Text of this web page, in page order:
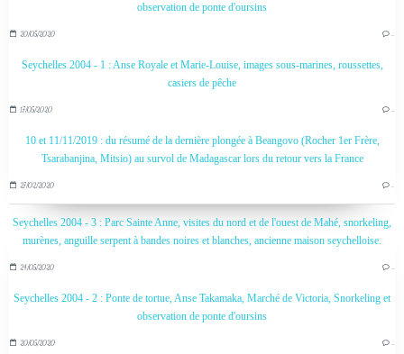
observation de ponte d'oursins
20/05/2020 …
Seychelles 2004 - 1 : Anse Royale et Marie-Louise, images sous-marines, roussettes,
casiers de pêche
17/05/2020 …
10 et 11/11/2019 : du résumé de la dernière plongée à Beangovo (Rocher 1er Frère,
Tsarabanjina, Mitsio) au survol de Madagascar lors du retour vers la France
27/02/2020 …
Seychelles 2004 - 3 : Parc Sainte Anne, visites du nord et de l'ouest de Mahé, snorkeling,
murènes, anguille serpent à bandes noires et blanches, ancienne maison seychelloise.
24/05/2020 …
Seychelles 2004 - 2 : Ponte de tortue, Anse Takamaka, Marché de Victoria, Snorkeling et
observation de ponte d'oursins
20/05/2020 …